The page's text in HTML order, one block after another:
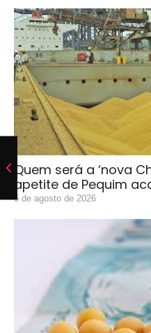
Quem será a ‘nova
apetite de Pequim
6 de agosto de 2026